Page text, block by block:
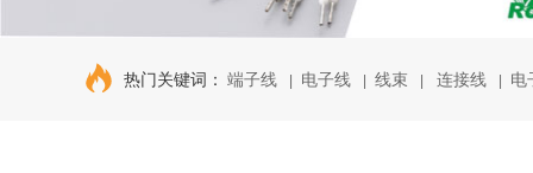
热门关键词： 端子线 电子线 线束 连接线 电